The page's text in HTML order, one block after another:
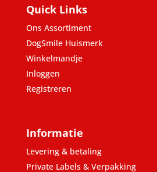
Quick Links
Ons Assortiment
DogSmile Huismerk
Winkelmandje
Inloggen
Registreren
Informatie
Levering & betaling
Private Labels & Verpakking